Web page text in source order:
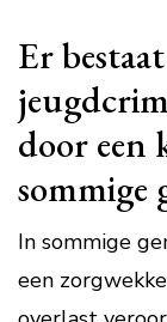
Er
door een
sommige
In sommige
een